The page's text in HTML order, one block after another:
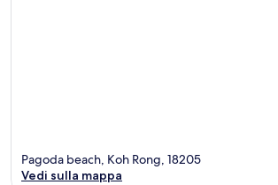
Pagoda beach, Koh Rong, 18205
Vedi sulla mappa